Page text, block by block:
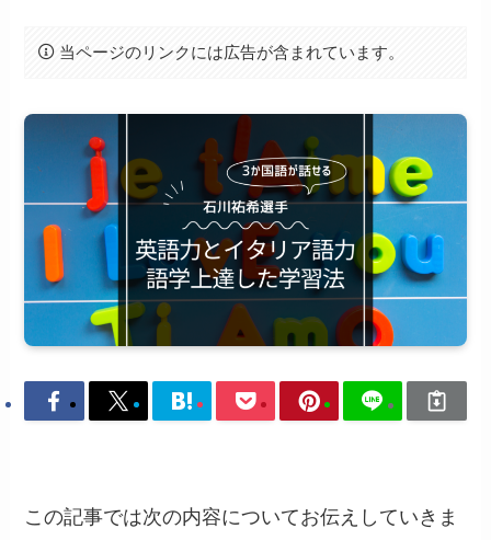
当ページのリンクには広告が含まれています。
この記事では次の内容についてお伝えしていきま